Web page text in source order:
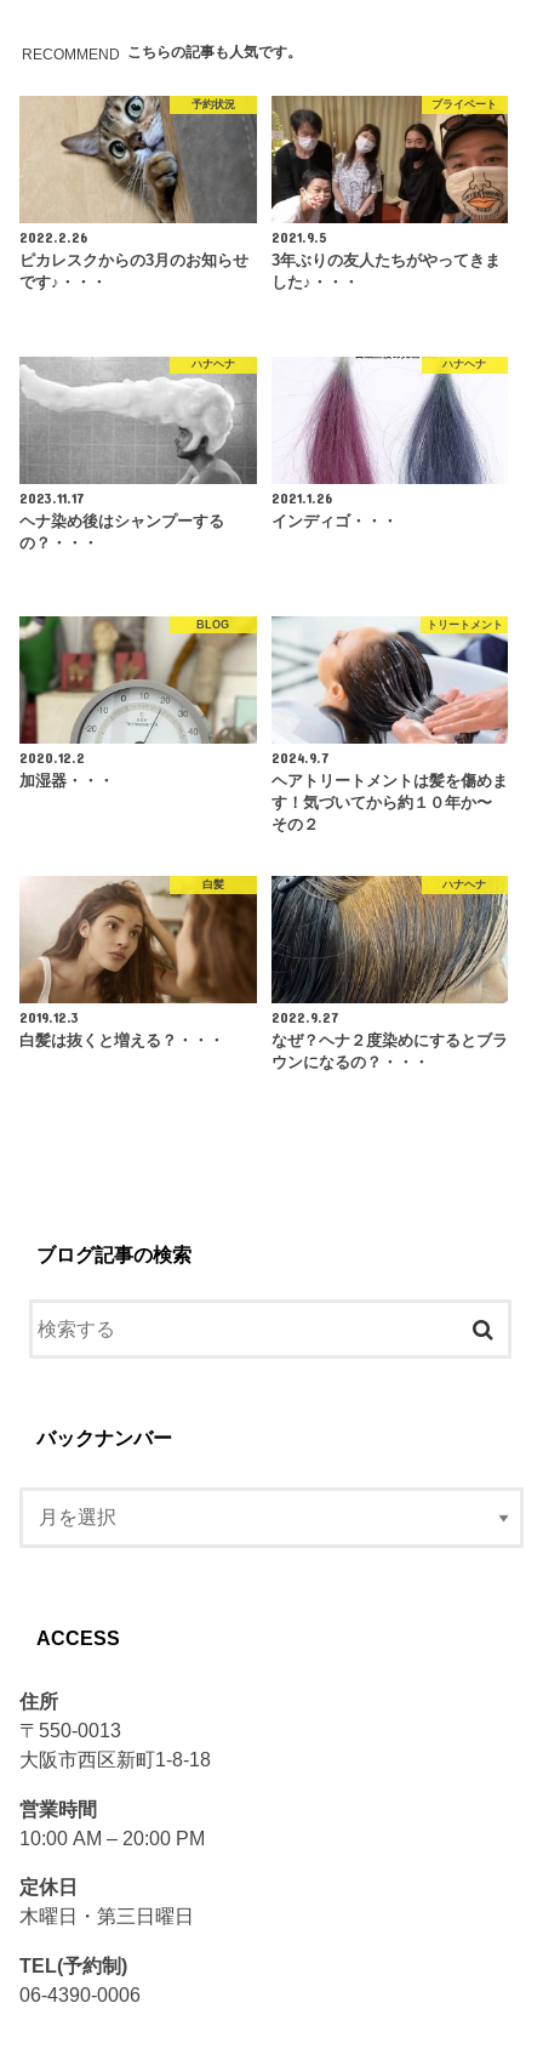
RECOMMEND こちらの記事も人気です。
予約状況
2022.2.26
ピカレスクからの3月のお知らせ
です♪・・・
プライベート
2021.9.5
3年ぶりの友人たちがやってきま
した♪・・・
ハナヘナ
2023.11.17
ヘナ染め後はシャンプーする
の？・・・
ハナヘナ
2021.1.26
インディゴ・・・
BLOG
2020.12.2
加湿器・・・
トリートメント
2024.9.7
ヘアトリートメントは髪を傷めま
す！気づいてから約１０年か〜
その２
白髪
2019.12.3
白髪は抜くと増える？・・・
ハナヘナ
2022.9.27
なぜ？ヘナ２度染めにするとブラ
ウンになるの？・・・
ブログ記事の検索
バックナンバー
ACCESS
住所
〒550-0013
大阪市西区新町1-8-18
営業時間
10:00 AM – 20:00 PM
定休日
木曜日・第三日曜日
TEL(予約制)
06-4390-0006